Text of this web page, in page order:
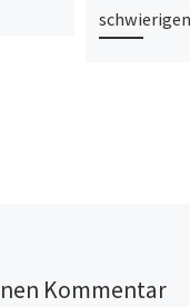
Kommentar